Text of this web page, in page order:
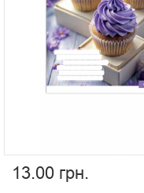
13.00 грн.